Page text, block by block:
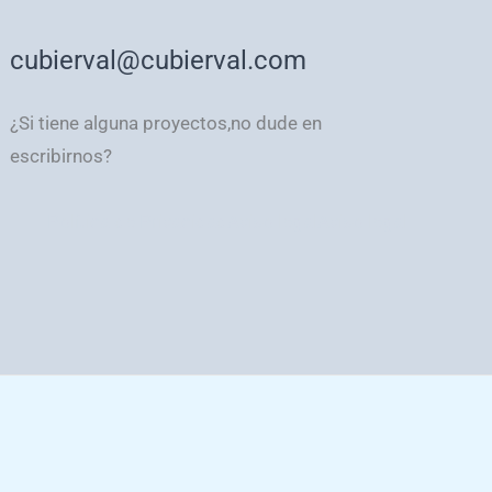
cubierval@cubierval.com
¿Si tiene alguna proyectos,no dude en
escribirnos?